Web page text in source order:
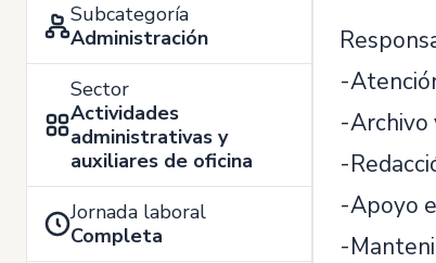
Subcategoría
Administración
Sector
Actividades
administrativas y
auxiliares de oficina
Jornada laboral
Completa
-
-Archivo
-
-Apoyo
-